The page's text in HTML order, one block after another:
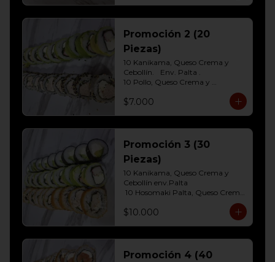
Palta Env. Cibulette
10 Pollo, queso crema y cebollin
Env. Palta
10 Hosomaki (Queso crema)
10 Hosomaki ( Palta)
Promoción 2 (20
Piezas)
10 Kanikama, Queso Crema y
Cebollín.	Env. Palta .
10 Pollo, Queso Crema y
frito
$7.000
Promoción 3 (30
Piezas)
10 Kanikama, Queso Crema y
Cebollín env.Palta
10 Hosomaki Palta, Queso Crema
10 Pollo, Queso Crema y Cebollin
Env. Frito
$10.000
Promoción 4 (40